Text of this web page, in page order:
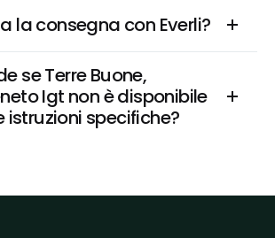
la consegna con Everli?
se Terre Buone,
Igt non è disponibile
istruzioni specifiche?